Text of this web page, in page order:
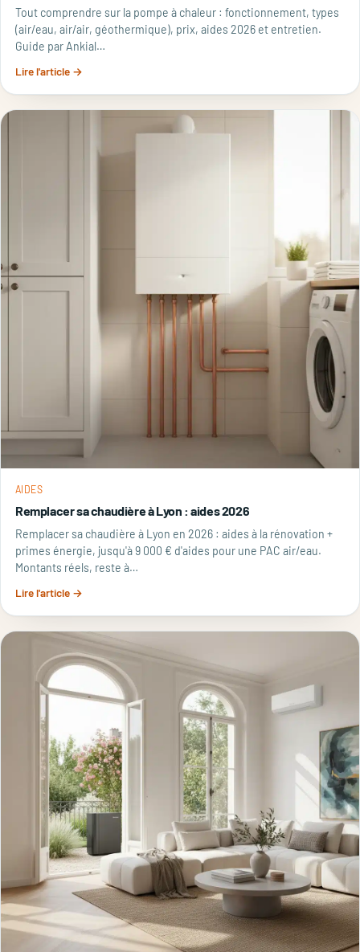
Tout comprendre sur la pompe à chaleur : fonctionnement, types
(air/eau, air/air, géothermique), prix, aides 2026 et entretien.
Guide par Ankial…
Lire l'article →
AIDES
Remplacer sa chaudière à Lyon : aides 2026
Remplacer sa chaudière à Lyon en 2026 : aides à la rénovation +
primes énergie, jusqu'à 9 000 € d'aides pour une PAC air/eau.
Montants réels, reste à…
Lire l'article →